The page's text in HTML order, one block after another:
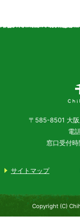
〒585-8501 大
電
窓口受付
サイトマップ
Copyright (C)